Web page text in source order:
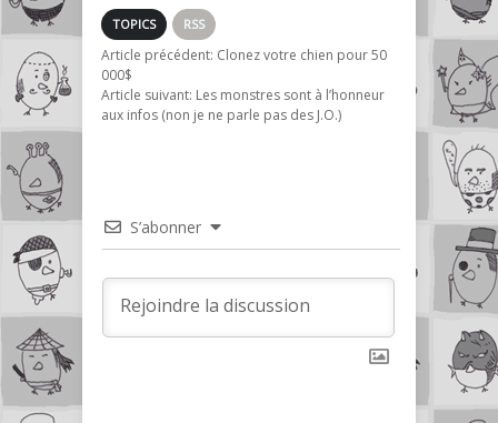
TOPICS RSS
Article précédent: Clonez votre chien pour 50
000$
Article suivant: Les monstres sont à l’honneur
aux infos (non je ne parle pas des J.O.)
S’abonner